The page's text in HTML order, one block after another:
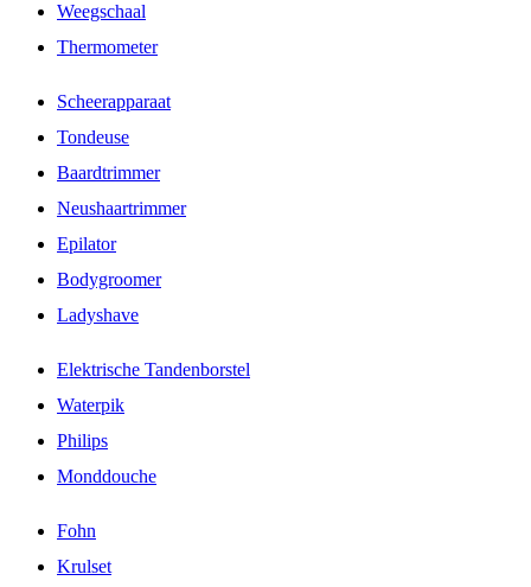
Weegschaal
Thermometer
Scheerapparaat
Tondeuse
Baardtrimmer
Neushaartrimmer
Epilator
Bodygroomer
Ladyshave
Elektrische Tandenborstel
Waterpik
Philips
Monddouche
Fohn
Krulset